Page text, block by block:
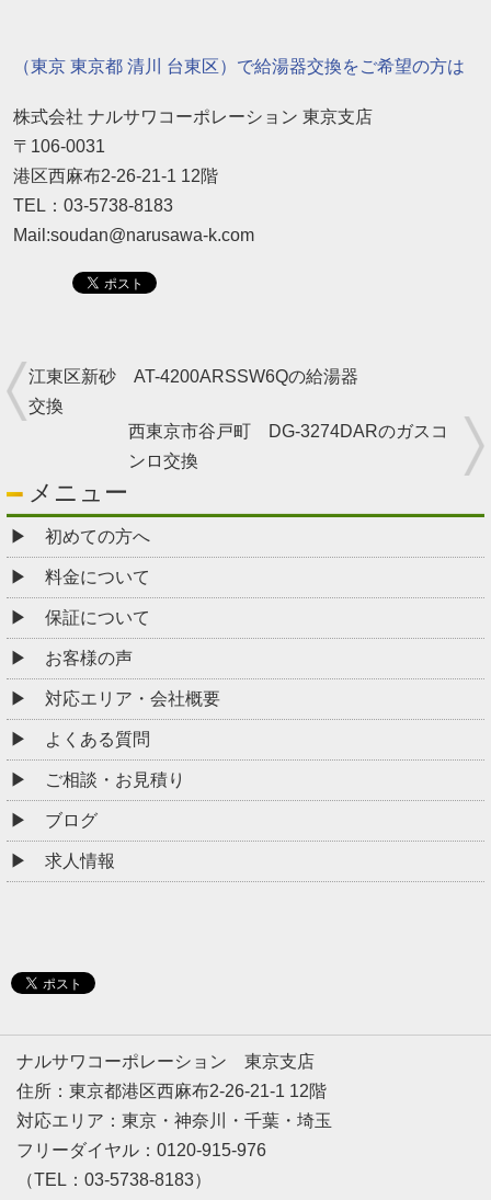
（東京 東京都 清川 台東区）で給湯器交換をご希望の方は
株式会社 ナルサワコーポレーション 東京支店
〒106-0031
港区西麻布2-26-21-1 12階
TEL：03-5738-8183
Mail:soudan@narusawa-k.com
江東区新砂 AT-4200ARSSW6Qの給湯器
交換
西東京市谷戸町 DG-3274DARのガスコ
ンロ交換
メニュー
初めての方へ
料金について
保証について
お客様の声
対応エリア・会社概要
よくある質問
ご相談・お見積り
ブログ
求人情報
ナルサワコーポレーション 東京支店
住所：東京都港区西麻布2-26-21-1 12階
対応エリア：東京・神奈川・千葉・埼玉
フリーダイヤル：0120-915-976
（TEL：03-5738-8183）